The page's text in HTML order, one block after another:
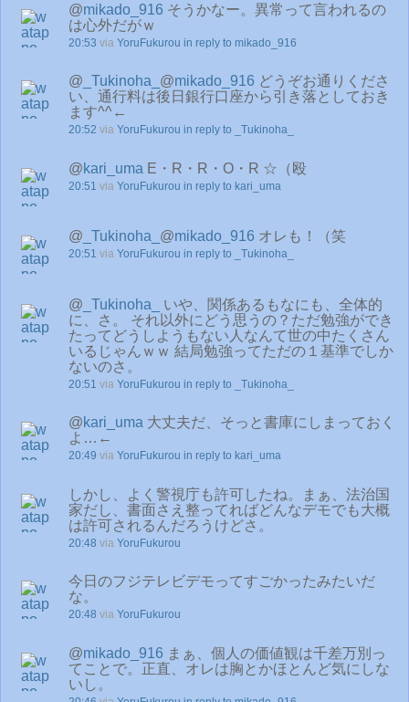
@mikado_916 そうかなー。異常って言われるの
は心外だがｗ
20:53 via YoruFukurou in reply to mikado_916
@ _Tukinoha_ @mikado_916 どうぞお通りくださ
い、通行料は後日銀行口座から引き落としておき
ます^^←
20:52 via YoruFukurou in reply to _Tukinoha_
@kari_uma E・R・R・O・R ☆（殴
20:51 via YoruFukurou in reply to kari_uma
@ _Tukinoha_ @mikado_916 オレも！（笑
20:51 via YoruFukurou in reply to _Tukinoha_
@ _Tukinoha_
いや、関係あるもなにも、全体的
に、さ。 それ以外にどう思うの？ただ勉強ができ
たってどうしようもない人なんて世の中たくさん
いるじゃんｗｗ 結局勉強ってただの１基準でしか
ないのさ。
20:51 via YoruFukurou in reply to _Tukinoha_
@kari_uma 大丈夫だ、そっと書庫にしまっておく
よ…←
20:49 via YoruFukurou in reply to kari_uma
しかし、よく警視庁も許可したね。まぁ、法治国
家だし、書面さえ整ってればどんなデモでも大概
は許可されるんだろうけどさ。
20:48 via YoruFukurou
今日のフジテレビデモってすごかったみたいだ
な。
20:48 via YoruFukurou
@mikado_916 まぁ、個人の価値観は千差万別っ
てことで。正直、オレは胸とかほとんど気にしな
いし。